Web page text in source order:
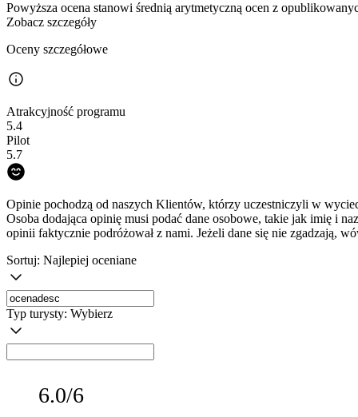
Powyższa ocena stanowi średnią arytmetyczną ocen z
Zobacz szczegóły
Oceny szczegółowe
Atrakcyjność programu
5.4
Pilot
5.7
Opinie pochodzą od naszych Klientów, którzy uczestniczyli w
Osoba dodająca opinię musi podać dane osobowe, takie jak imię i
opinii faktycznie podróżował z nami. Jeżeli dane się nie zgadzają,
Sortuj: Najlepiej oceniane
Typ turysty: Wybierz
6.0/6